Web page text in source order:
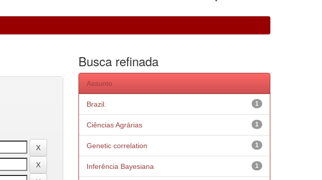
Busca refinada
Assunto
1
Brazil.
1
Ciências Agrárias
1
Genetic correlation
1
Inferência Bayesiana